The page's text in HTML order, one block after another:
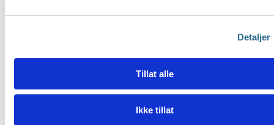
Detaljer
Tillat alle
Ikke tillat